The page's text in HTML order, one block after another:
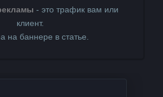
- это трафик вам или
клиент.
на баннере в статье.